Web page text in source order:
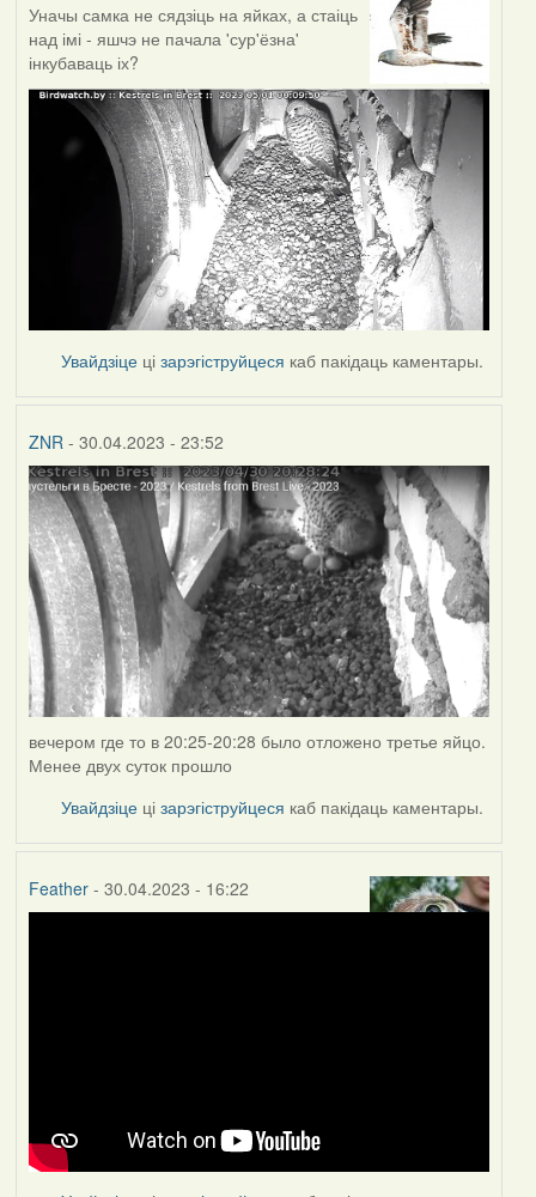
Уначы самка не сядзіць на яйках, а стаіць
над імі - яшчэ не пачала 'сур'ёзна'
інкубаваць іх?
Увайдзіце цізарэгіструйцеся каб пакідаць каментары.
ZNR - 30.04.2023 - 23:52
вечером где то в 20:25-20:28 было отложено третье яйцо.
Менее двух суток прошло
Увайдзіце цізарэгіструйцеся каб пакідаць каментары.
Feather- 30.04.2023 - 16:22